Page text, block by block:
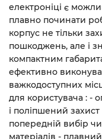
електроніці є
плавно починати
корпус не тільки
пошкоджень, але і
компактним
ефективно
важкодоступних
для користувача : -
і поліпшений захист
попередній вибір
матеріалів -